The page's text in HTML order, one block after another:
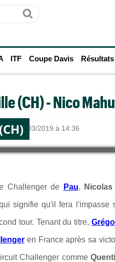
Ok
ITF Coupe Davis Résultats
(CH) - Nico
le 04/03/2019 à 14:36
Challenger de Pau,
signifie qu'il fera l'impasse
tour. Tenant du titre,
en France après sa
Challenger comme